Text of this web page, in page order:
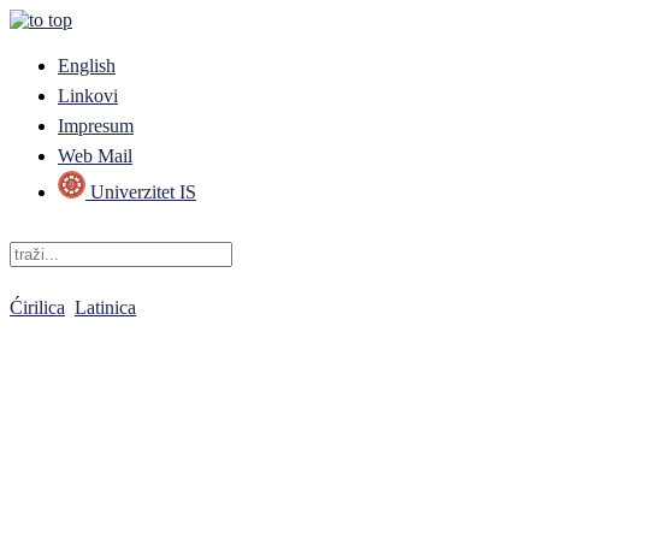
English
Linkovi
Impresum
Web Mail
Univerzitet IS
Ćirilica Latinica